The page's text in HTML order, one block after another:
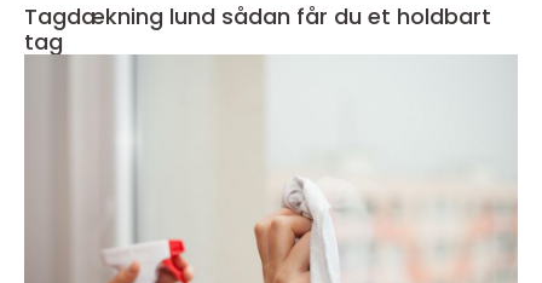
Tagdækning lund sådan får du et holdbart
tag